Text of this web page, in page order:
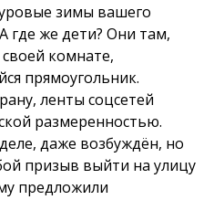
зимы вашего
где же дети? Они там,
комнате,
прямоугольник.
ленты соцсетей
размеренностью.
даже возбуждён, но
призыв выйти на улицу
предложили